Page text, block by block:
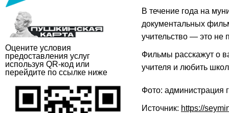
Оцените условия
предоставления услуг
используя QR-код или
перейдите по ссылке ниже
В течение года на
документальных
учительство — это не
Фильмы расскажут о
учителя и любить
Фото: администрация
Источник: https://